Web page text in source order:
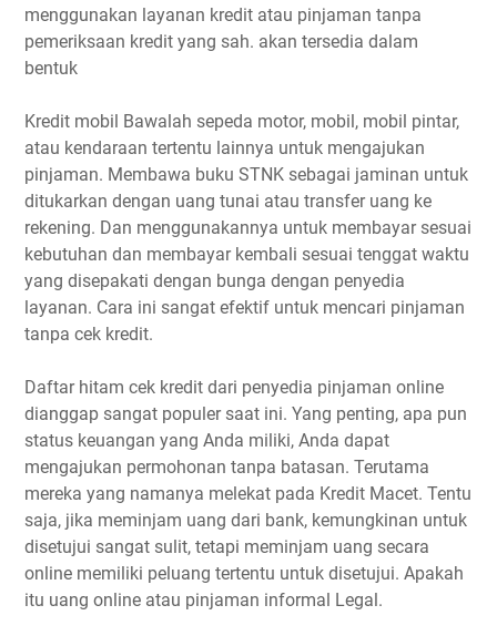
menggunakan layanan kredit atau pinjaman tanpa
pemeriksaan kredit yang sah. akan tersedia dalam
bentuk
Kredit mobil Bawalah sepeda motor, mobil, mobil pintar,
atau kendaraan tertentu lainnya untuk mengajukan
pinjaman. Membawa buku STNK sebagai jaminan untuk
ditukarkan dengan uang tunai atau transfer uang ke
rekening. Dan menggunakannya untuk membayar sesuai
kebutuhan dan membayar kembali sesuai tenggat waktu
yang disepakati dengan bunga dengan penyedia
layanan. Cara ini sangat efektif untuk mencari pinjaman
tanpa cek kredit.
Daftar hitam cek kredit dari penyedia pinjaman online
dianggap sangat populer saat ini. Yang penting, apa pun
status keuangan yang Anda miliki, Anda dapat
mengajukan permohonan tanpa batasan. Terutama
mereka yang namanya melekat pada Kredit Macet. Tentu
saja, jika meminjam uang dari bank, kemungkinan untuk
disetujui sangat sulit, tetapi meminjam uang secara
online memiliki peluang tertentu untuk disetujui. Apakah
itu uang online atau pinjaman informal Legal.